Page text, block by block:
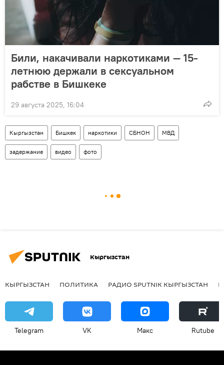
Били, накачивали наркотиками — 15-
летнюю держали в сексуальном
рабстве в Бишкеке
29 августа 2025, 16:04
Кыргызстан Бишкек наркотики СБНОН МВД
задержание видео фото
Кыргызстан
КЫРГЫЗСТАН ПОЛИТИКА РАДИО SPUTNIK КЫРГЫЗСТАН
Telegram VK Макс Rutube